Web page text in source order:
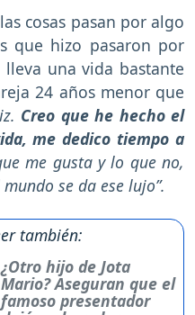
cosas pasan por algo
que hizo pasaron por
una vida bastante
24 años menor que
Creo que he hecho el
me dedico tiempo a
me gusta y lo que no,
se da ese lujo”.
también:
¿Otro hijo de Jota
Mario? Aseguran que el
famoso presentador